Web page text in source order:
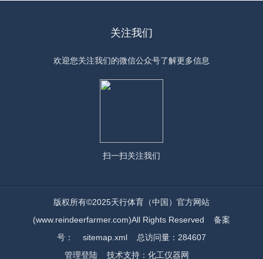
关注我们
欢迎您关注我们的微信公众号了解更多信息
扫一扫关注我们
版权所有©2025天行体育（中国）官方网站
(www.reindeerfarmer.com)All Rights Reserved 备案
号：
sitemap.xml总访问量：284607
管理登陆技术支持： 化工仪器网